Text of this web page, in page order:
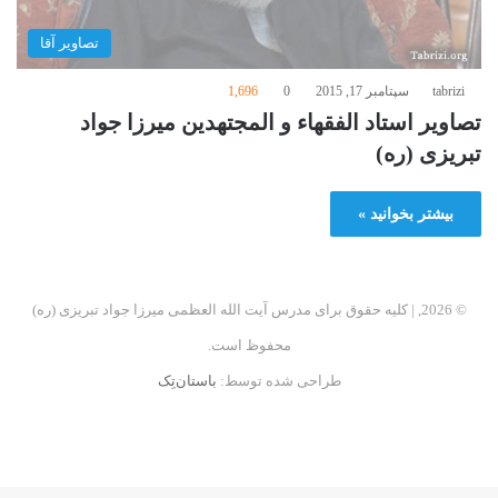
تصاوير آقا
tabrizi سپتامبر 17, 2015 0
1,696
تصاویر استاد الفقهاء و المجتهدین میرزا جواد
تبریزی (ره)
بیشتر بخوانید »
© 2026, | کلیه حقوق برای مدرس آیت الله العظمی میرزا جواد تبریزی (ره)
محفوظ است.
طراحی شده توسط: باستان‌تِک